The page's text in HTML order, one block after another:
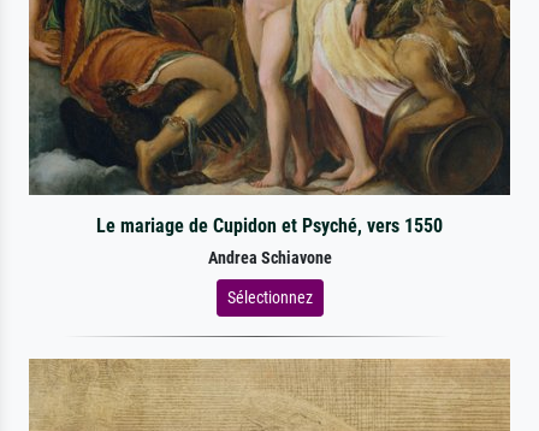
Le mariage de Cupidon et Psyché, vers 1550
Andrea Schiavone
Sélectionnez